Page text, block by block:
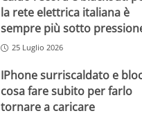
la rete elettrica italiana è
sempre più sotto
25 Luglio 2026
IPhone surriscaldato e
cosa fare subito per farlo
tornare a caricare